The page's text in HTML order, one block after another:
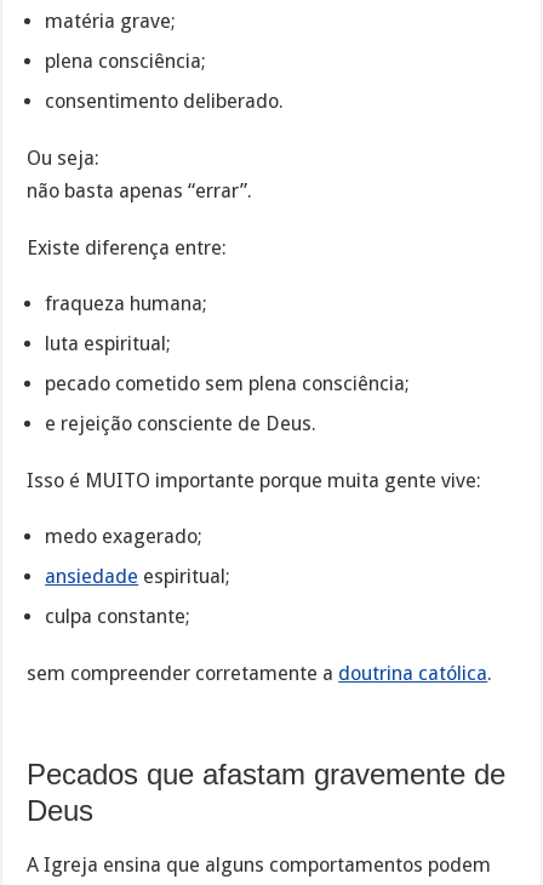
matéria grave;
plena consciência;
consentimento deliberado.
Ou seja:
não basta apenas “errar”.
Existe diferença entre:
fraqueza humana;
luta espiritual;
pecado cometido sem plena consciência;
e rejeição consciente de Deus.
Isso é MUITO importante porque muita gente vive:
medo exagerado;
ansiedade espiritual;
culpa constante;
sem compreender corretamente a doutrina católica.
Pecados que afastam gravemente de
Deus
A Igreja ensina que alguns comportamentos podem